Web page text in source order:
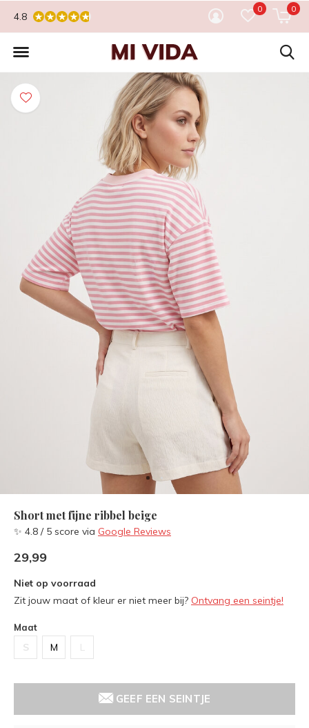
0 0
4.8
Short met fijne ribbel beige
✨ 4.8 / 5 score via Google Reviews
29,99
Niet op voorraad
Zit jouw maat of kleur er niet meer bij? Ontvang een seintje!
Maat
S M L
GEEF EEN SEINTJE